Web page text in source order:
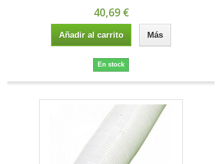
40,69 €
Añadir al carrito Más
En stock